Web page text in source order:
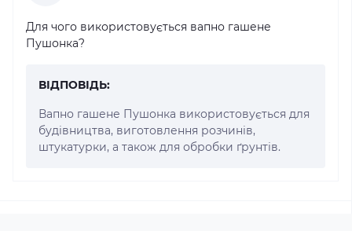
Для чого використовується вапно гашене
Пушонка?
ВІДПОВІДЬ:
Вапно гашене Пушонка використовується для
будівництва, виготовлення розчинів,
штукатурки, а також для обробки ґрунтів.